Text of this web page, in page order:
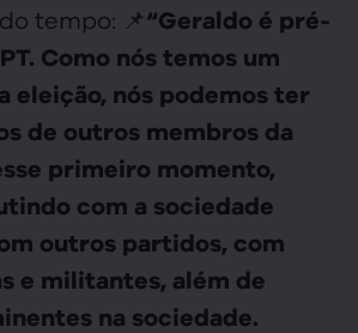
tempo: 📌“Geraldo é pré-
Como nós temos um
eleição, nós podemos ter
de outros membros da
primeiro momento,
com a sociedade
outros partidos, com
e militantes, além de
na sociedade.